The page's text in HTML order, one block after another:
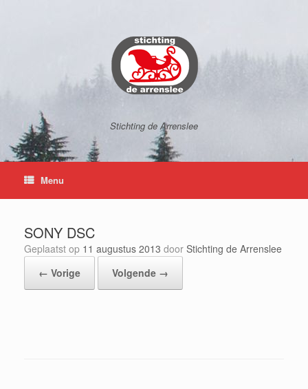
Stichting de Arrenslee
Menu
SONY DSC
Geplaatst op 11 augustus 2013 door Stichting de Arrenslee
← Vorige
Volgende →